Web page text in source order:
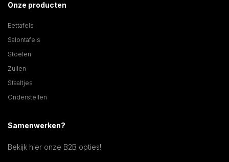
Onze producten
Eettafels
Salontafels
Stoelen
Zuilen
Staaltjes
Onderstellen
Samenwerken?
Bekijk hier onze B2B opties!